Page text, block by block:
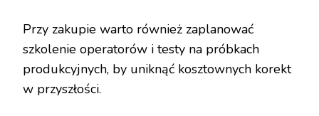
Przy zakupie warto również zaplanować
szkolenie operatorów i testy na próbkach
produkcyjnych, by uniknąć kosztownych korekt
w przyszłości.